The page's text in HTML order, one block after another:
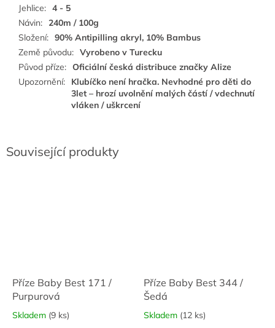
Související produkty
Příze Baby Best 171 /
Purpurová
Skladem (9 ks)
Příze Baby Best 344 /
Šedá
Skladem (12 ks)
Jehlice: 4 - 5
Návin: 240m / 100g
Složení: 90% Antipilling akryl, 10% Bambus
Země původu: Vyrobeno v Turecku
Původ příze: Oficiální česká distribuce značky Alize
Upozornění:
Klubíčko není hračka. Nevhodné pro děti do
3let – hrozí uvolnění malých částí / vdechnutí
vláken / uškrcení